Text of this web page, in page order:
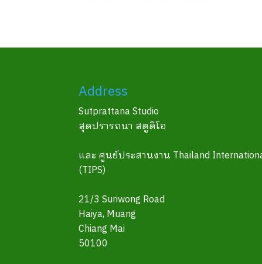
Address
Sutprattana Studio
สุดปรารถนา สตูดิโอ
และ ศูนย์ประสานงาน Thailand
(TIPS)
21/3 Suriwong Road
Haiya, Muang
Chiang Mai
50100